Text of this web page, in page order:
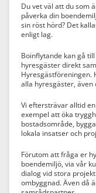
Du vet väl att du som
påverka din
sin röst hörd? Det
enligt lag.
Boinflytande kan gå
hyresgäster direkt
Hyresgästföreningen.
alla hyresgäster,
Vi eftersträvar alltid
exempel att öka
bostadsområde,
lokala insatser och
Förutom att fråga er
boendemiljö, via vår
dialog vid stora
ombyggnad. Även då